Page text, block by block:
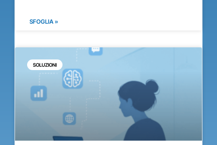
SFOGLIA »
SOLUZIONI